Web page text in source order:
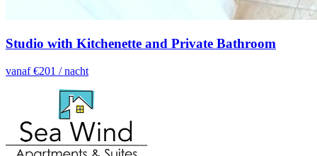
Studio with Kitchenette and Private Bathroom
vanaf €201 / nacht